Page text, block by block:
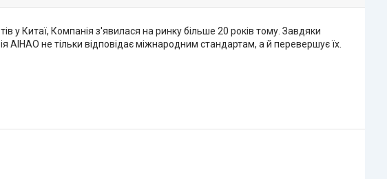
у Китаї, Компанія з'явилася на ринку більше 20 років тому. Завдяки
не тільки відповідає міжнародним стандартам, а й перевершує їх.